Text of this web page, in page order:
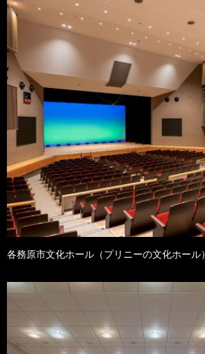
各務原市文化ホール（プリニーの文化ホール）